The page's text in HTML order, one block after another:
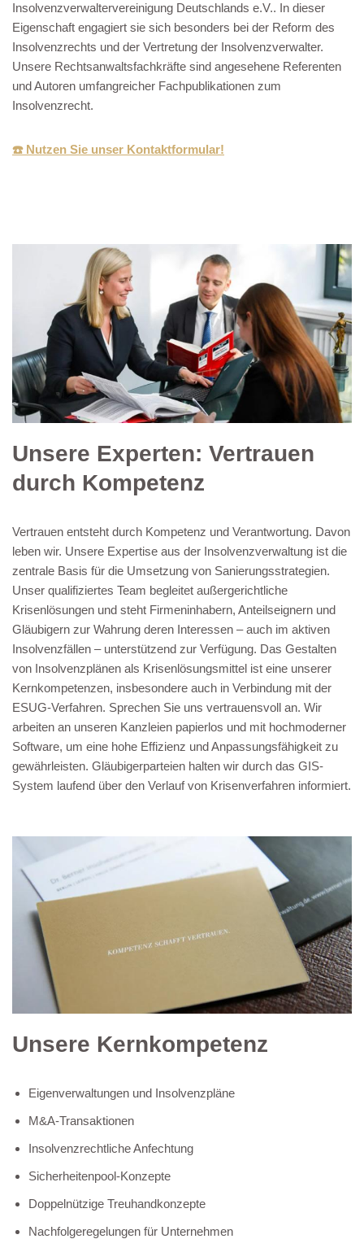
Insolvenzverwaltervereinigung Deutschlands e.V.. In dieser
Eigenschaft engagiert sie sich besonders bei der Reform des
Insolvenzrechts und der Vertretung der Insolvenzverwalter.
Unsere Rechtsanwaltsfachkräfte sind angesehene Referenten
und Autoren umfangreicher Fachpublikationen zum
Insolvenzrecht.
☎️ Nutzen Sie unser Kontaktformular!
Unsere Experten: Vertrauen
durch Kompetenz
Vertrauen entsteht durch Kompetenz und Verantwortung. Davon
leben wir. Unsere Expertise aus der Insolvenzverwaltung ist die
zentrale Basis für die Umsetzung von Sanierungsstrategien.
Unser qualifiziertes Team begleitet außergerichtliche
Krisenlösungen und steht Firmeninhabern, Anteilseignern und
Gläubigern zur Wahrung deren Interessen – auch im aktiven
Insolvenzfällen – unterstützend zur Verfügung. Das Gestalten
von Insolvenzplänen als Krisenlösungsmittel ist eine unserer
Kernkompetenzen, insbesondere auch in Verbindung mit der
ESUG-Verfahren. Sprechen Sie uns vertrauensvoll an. Wir
arbeiten an unseren Kanzleien papierlos und mit hochmoderner
Software, um eine hohe Effizienz und Anpassungsfähigkeit zu
gewährleisten. Gläubigerparteien halten wir durch das GIS-
System laufend über den Verlauf von Krisenverfahren informiert.
Unsere Kernkompetenz
Eigenverwaltungen und Insolvenzpläne
M&A-Transaktionen
Insolvenzrechtliche Anfechtung
Sicherheitenpool-Konzepte
Doppelnützige Treuhandkonzepte
Nachfolgeregelungen für Unternehmen